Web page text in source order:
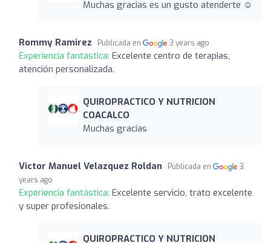
Muchas gracias es un gusto atenderte ☺️
Rommy Ramirez Publicada en 3 years ago
Experiencia fantástica: Excelente centro de terapias,
atención personalizada.
QUIROPRACTICO Y NUTRICION
COACALCO
Muchas gracias
Victor Manuel Velazquez Roldan Publicada en
3
years ago
Experiencia fantástica: Excelente servicio, trato excelente
y super profesionales.
QUIROPRACTICO Y NUTRICION